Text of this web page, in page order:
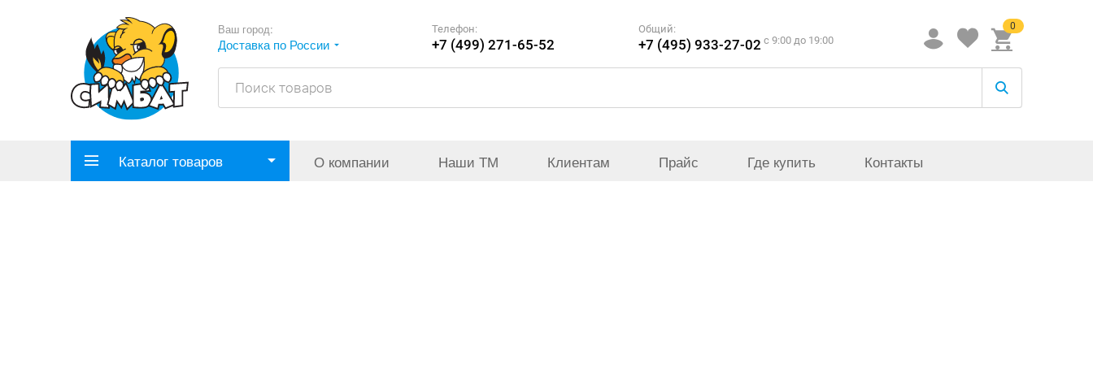
Ваш город:
Доставка по России
Телефон:
+7 (499) 271-65-52
Общий:
+7 (495) 933-27-02 c 9:00 до 19:00
0
Каталог товаров О компании Наши ТМ Клиентам Прайс Где купить Контакты